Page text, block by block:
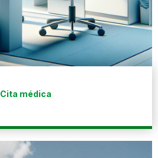
Cita médica